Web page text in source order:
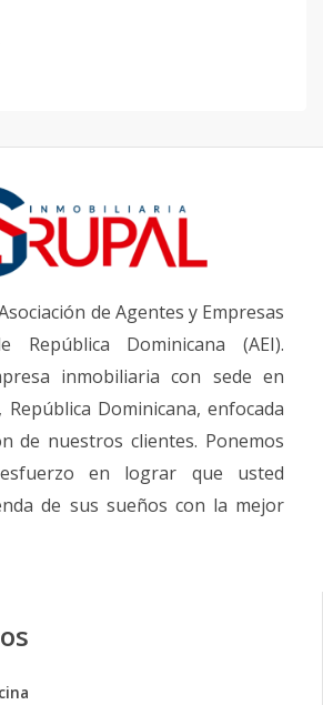
de Agentes y Empresas
República Dominicana (AEI).
inmobiliaria con sede en
Dominicana, enfocada
de nuestros clientes. Ponemos
en lograr que usted
de sus sueños con la mejor